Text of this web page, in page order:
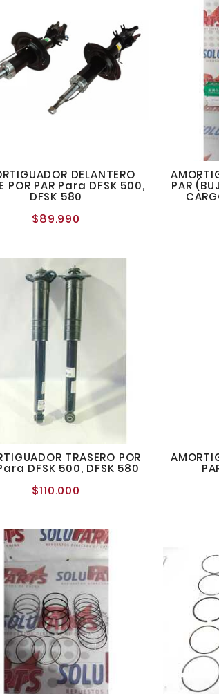
DELANTERO
POR PAR Para DFSK 500,
DFSK 580
$89.990
PAR
TRASERO POR
DFSK 500, DFSK 580
$110.000